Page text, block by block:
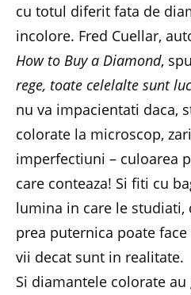
cu totul diferit fata de
incolore. Fred Cuellar,
How to Buy a Diamond,
rege, toate celelalte sunt
nu va impacientati daca,
colorate la microscop,
imperfectiuni – culoarea
care conteaza! Si fiti cu
lumina in care le studiati,
prea puternica poate
vii decat sunt in realitate.
Si diamantele colorate